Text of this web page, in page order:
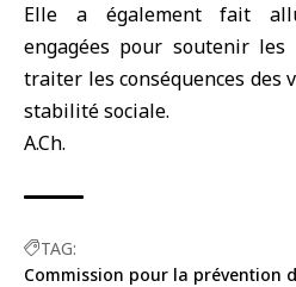
Elle a également fait
engagées pour soutenir
traiter les conséquences des
stabilité sociale.
A.Ch.
TAG:
Commission pour la prévention